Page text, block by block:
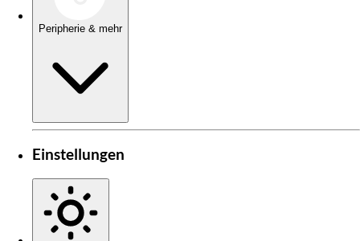
Peripherie & mehr
Einstellungen